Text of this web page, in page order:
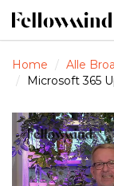
Home
Alle
Microsoft 365